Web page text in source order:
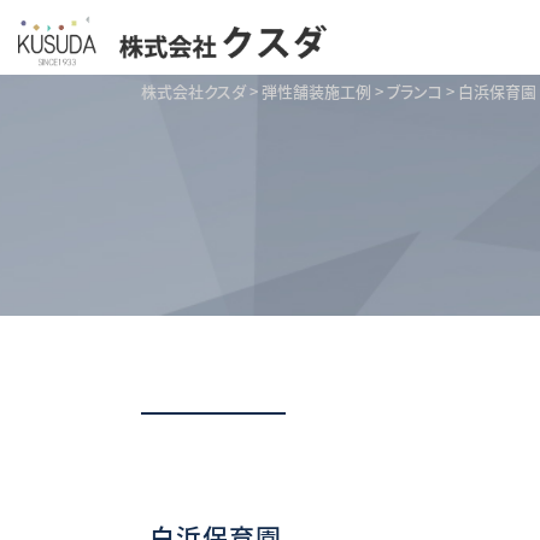
株式会社クスダ> 弾性舗装施工例 >ブランコ > 白浜保育園